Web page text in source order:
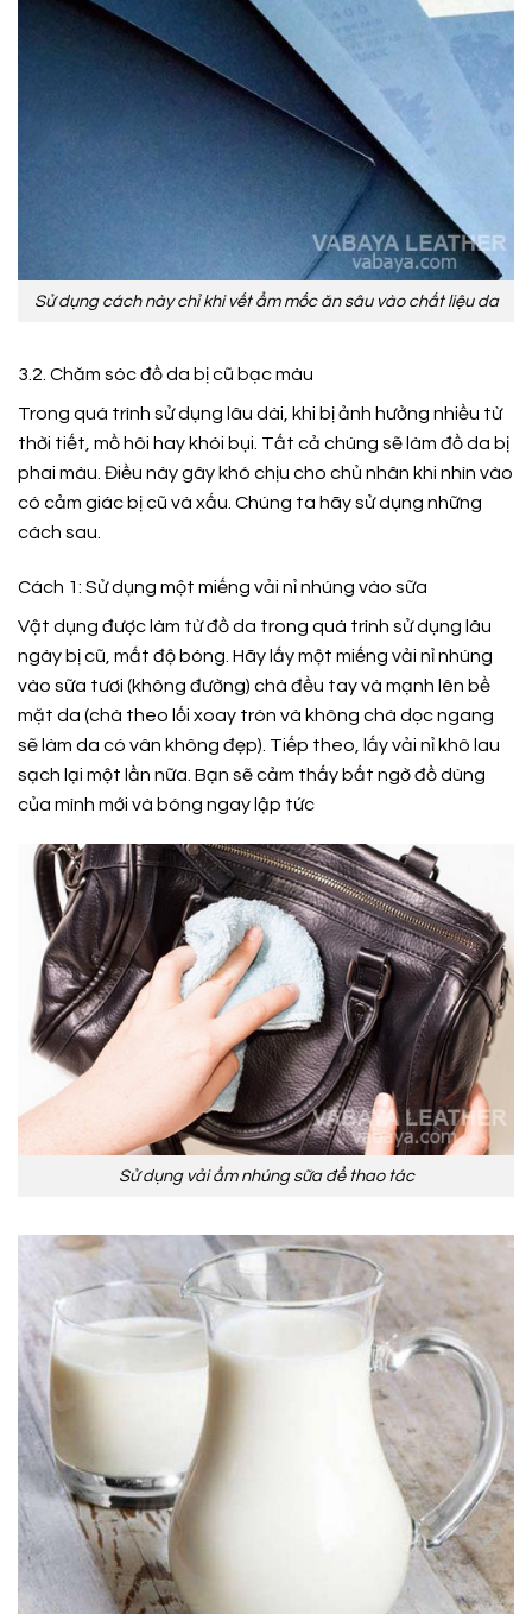
Sử dụng cách này chỉ khi vết ẩm mốc ăn sâu vào chất liệu da
3.2. Chăm sóc đồ da bị cũ bạc màu
Trong quá trình sử dụng lâu dài, khi bị ảnh hưởng nhiều từ
thời tiết, mồ hôi hay khói bụi. Tất cả chúng sẽ làm đồ da bị
phai màu. Điều này gây khó chịu cho chủ nhân khi nhìn vào
có cảm giác bị cũ và xấu. Chúng ta hãy sử dụng những
cách sau.
Cách 1: Sử dụng một miếng vải nỉ nhúng vào sữa
Vật dụng được làm từ đồ da trong quá trình sử dụng lâu
ngày bị cũ, mất độ bóng. Hãy lấy một miếng vải nỉ nhúng
vào sữa tươi (không đường) chà đều tay và mạnh lên bề
mặt da (chà theo lối xoay tròn và không chà dọc ngang
sẽ làm da có vân không đẹp). Tiếp theo, lấy vải nỉ khô lau
sạch lại một lần nữa. Bạn sẽ cảm thấy bất ngờ đồ dùng
của mình mới và bóng ngay lập tức
Sử dụng vải ẩm nhúng sữa để thao tác